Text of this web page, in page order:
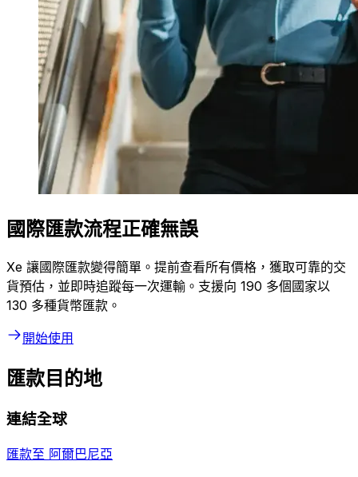
國際匯款流程正確無誤
Xe 讓國際匯款變得簡單。提前查看所有價格，獲取可靠的交
貨預估，並即時追蹤每一次運輸。支援向 190 多個國家以
130 多種貨幣匯款。
開始使用
匯款目的地
連結全球
匯款至 阿爾巴尼亞